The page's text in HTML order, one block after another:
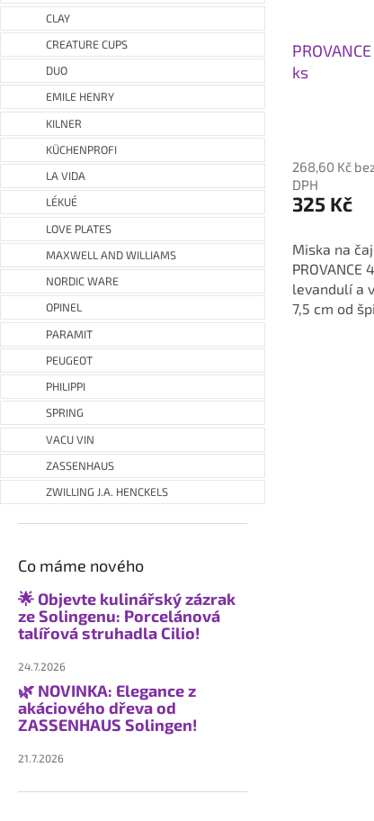
CLAY
CREATURE CUPS
DUO
EMILE HENRY
KILNER
KÜCHENPROFI
LA VIDA
LÉKUÉ
LOVE PLATES
MAXWELL AND WILLIAMS
NORDIC WARE
OPINEL
PARAMIT
PEUGEOT
PHILIPPI
SPRING
VACU VIN
ZASSENHAUS
ZWILLING J.A. HENCKELS
Co máme nového
🌟 Objevte kulinářský zázrak
ze Solingenu: Porcelánová
talířová struhadla Cilio!
24.7.2026
🌿 NOVINKA: Elegance z
akáciového dřeva od
ZASSENHAUS Solingen!
21.7.2026
ks
produktu
je
5,0
hvězdiček.
268,60 Kč
DPH
325 Kč
Miska na
PROVANCE
levandulí a
7,5 cm od